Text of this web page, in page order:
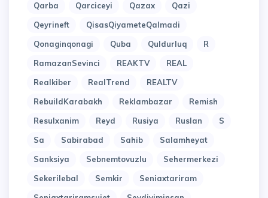
Qarba
Qarciceyi Qazax
Qazi
Qeyrineft
QisasQiyameteQalmadi
Qonaginqonagi
Quba Quldurluq
R
RamazanSevinci
REAKTV
REAL
Realkiber
RealTrend
REALTV
RebuildKarabakh
Reklambazar
Remish
Resulxanim
Reyd Rusiya Ruslan
S
Sa
Sabirabad Sahib
Salamheyat
Sanksiya
Sebnemtovuzlu
Sehermerkezi
Sekerilebal
Semkir
Seniaxtariram